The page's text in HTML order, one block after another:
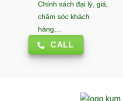
Chính sách đại lý, giá,
chăm sóc khách
hàng,...
CALL